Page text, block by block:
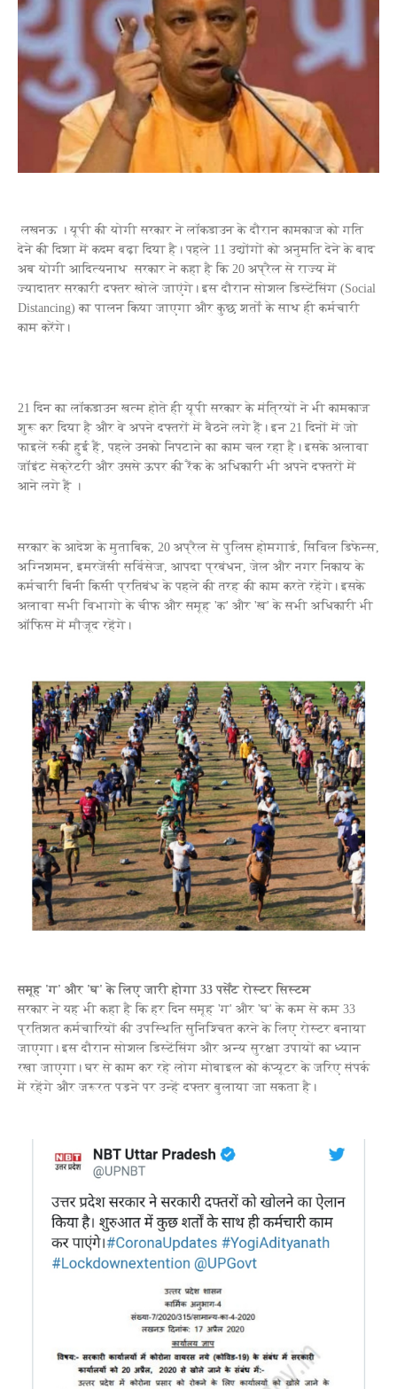
लखनऊ । यूपी की योगी सरकार ने लॉकडाउन के दौरान कामकाज को गति
देने की दिशा में कदम बढ़ा दिया है। पहले 11 उद्योंगों को अनुमति देने के बाद
अब योगी आदित्यनाथ सरकार ने कहा है कि 20 अप्रैल से राज्य में
ज्यादातर सरकारी दफ्तर खोले जाएंगे। इस दौरान सोशल डिस्टेंसिंग (Social
Distancing) का पालन किया जाएगा और कुछ शर्तों के साथ ही कर्मचारी
काम करेंगे।
21 दिन का लॉकडाउन खत्म होते ही यूपी सरकार के मंत्रियों ने भी कामकाज
शुरू कर दिया है और वे अपने दफ्तरों में बैठने लगे हैं। इन 21 दिनों में जो
फाइलें रुकी हुई हैं, पहले उनको निपटाने का काम चल रहा है। इसके अलावा
जॉइंट सेक्रेटरी और उससे ऊपर की रैंक के अधिकारी भी अपने दफ्तरों में
आने लगे हैं ।
सरकार के आदेश के मुताबिक, 20 अप्रैल से पुलिस होमगार्ड, सिविल डिफेन्स,
अग्निशमन, इमरजेंसी सर्विसेज, आपदा प्रबंधन, जेल और नगर निकाय के
कर्मचारी बिनी किसी प्रतिबंध के पहले की तरह की काम करते रहेंगे। इसके
अलावा सभी विभागो के चीफ और समूह 'क' और 'ख' के सभी अधिकारी भी
ऑफिस में मौजूद रहेंगे।
समूह 'ग' और 'घ' के लिए जारी होगा 33 पर्सेंट रोस्टर सिस्टम
सरकार ने यह भी कहा है कि हर दिन समूह 'ग' और 'घ' के कम से कम 33
प्रतिशत कर्मचारियों की उपस्थिति सुनिश्चित करने के लिए रोस्टर बनाया
जाएगा। इस दौरान सोशल डिस्टेंसिंग और अन्य सुरक्षा उपायों का ध्यान
रखा जाएगा। घर से काम कर रहे लोग मोबाइल को कंप्यूटर के जरिए संपर्क
में रहेंगे और जरूरत पड़ने पर उन्हें दफ्तर बुलाया जा सकता है।